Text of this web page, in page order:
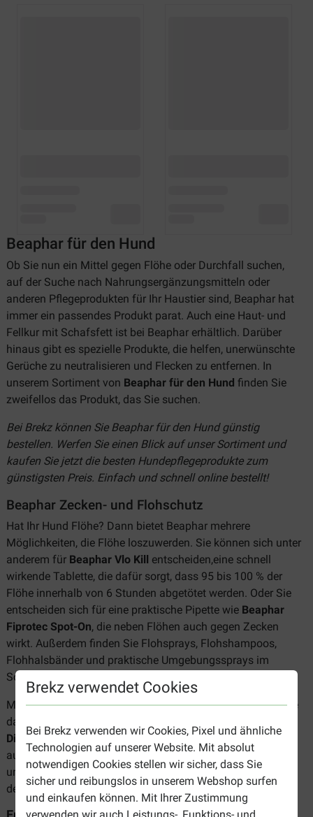
Brekz verwendet Cookies
Bei Brekz verwenden wir Cookies, Pixel und ähnliche
Technologien auf unserer Website. Mit absolut
notwendigen Cookies stellen wir sicher, dass Sie
sicher und reibungslos in unserem Webshop surfen
und einkaufen können. Mit Ihrer Zustimmung
Beaphar für den Hund
Ob Sie nun ein Mittel gegen Flöhe oder Durchfall suchen,
auf der Suche nach Nahrungsergänzungsmitteln oder
anderen Pflegeprodukten für Ihr Haustier sind, Beaphar hat
immer ein passendes Produkt parat. Auch eine Haut- und
Fellkur mit Schafsfett ist bei Beaphar erhältlich. Darüber
hinaus gibt es spezielle Produkte, die helfen, unerwünschte
Gerüche zu neutralisieren und Flecken zu entfernen. In
unserem Sortiment von Beaphar für den Hund finden Sie
zweifellos das Produkt, das Sie suchen.
Bei Brekz können Sie Beaphar für den Hund günstig
bestellen. Werfen Sie einen Blick auf unser Sortiment und
kaufen Sie jetzt die besten Hundepflegeprodukte zum
günstigsten Preis. Einfach und schnell online bestellt!
Beaphar Zecken- und Flohschutz
Hat Ihr Hund Flöhe? Dann bietet Beaphar mehrere
Möglichkeiten, die Flöhe loszuwerden. Sie können sich unter
anderem für Beaphar Vlo Kill entscheiden,eine schnell
wirkende Tablette, die dafür sorgt, dass 95 bis 100 % der
Flöhe innerhalb von 6 Stunden abgetötet werden. Oder Sie
entscheiden sich für eine praktische Pipette wie Beaphar
Fiprotec Spot-On, die neben Flöhen auch gegen Zecken
wirkt. Außerdem finden Sie Flohsprays, Flohshampoos,
Flohhalsbänder und praktische Umgebungssprays im
Sortiment.
Möchten Sie lieber keine Insektizide verwenden? Werfen Sie
dann einen Blick auf die Produkte von
Dimethicare. Diese Sprays und Pipetten enthalten Silikon
aus Dimethicon, das die Parasiten mit einem Klebefilm
umhüllt, wodurch diese bewegungsunfähig werden und mit
der Zeit ganz alleine aus dem Fell fallen.